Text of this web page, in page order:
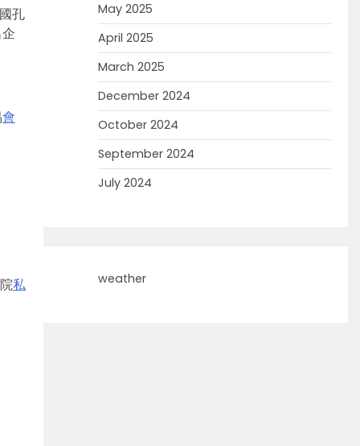
孔
會
私
May 2025
April 2025
March 2025
December 2024
October 2024
September 2024
July 2024
weather